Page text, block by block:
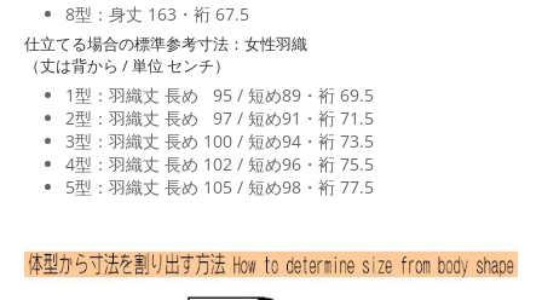
8型：身丈 163・裄 67.5
仕立てる場合の標準参考寸法：女性羽織
（丈は背から / 単位 センチ）
1型：羽織丈 長め 95 / 短め89・裄 69.5
2型：羽織丈 長め 97 / 短め91・裄 71.5
3型：羽織丈 長め 100 / 短め94・裄 73.5
4型：羽織丈 長め 102 / 短め96・裄 75.5
5型：羽織丈 長め 105 / 短め98・裄 77.5